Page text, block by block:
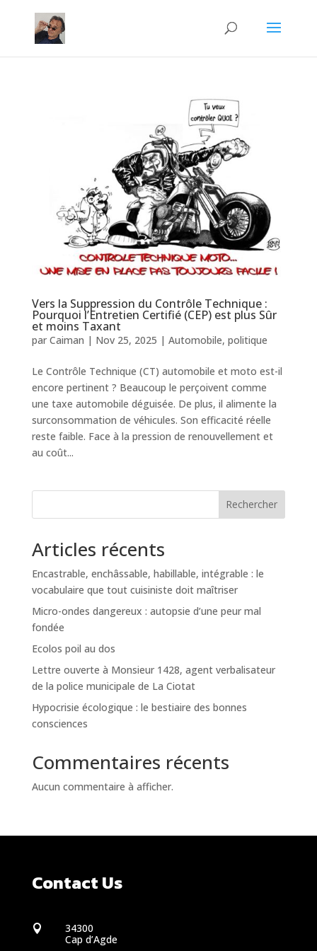
Vers la Suppression du Contrôle Technique :
Pourquoi l’Entretien Certifié (CEP) est plus Sûr
et moins Taxant
par Caiman | Nov 25, 2025 | Automobile, politique
Le Contrôle Technique (CT) automobile et moto est-il
encore pertinent ? Beaucoup le perçoivent comme
une taxe automobile déguisée. De plus, il alimente la
surconsommation de véhicules. Son efficacité réelle
reste faible. Face à la pression de renouvellement et
au coût...
Rechercher
Articles récents
Encastrable, enchâssable, habillable, intégrable : le
vocabulaire que tout cuisiniste doit maîtriser
Micro-ondes dangereux : autopsie d’une peur mal
fondée
Ecolos poil au dos
Lettre ouverte à Monsieur 1428, agent verbalisateur
de la police municipale de La Ciotat
Hypocrisie écologique : le bestiaire des bonnes
consciences
Commentaires récents
Aucun commentaire à afficher.
Contact Us

34300
Cap d’Agde